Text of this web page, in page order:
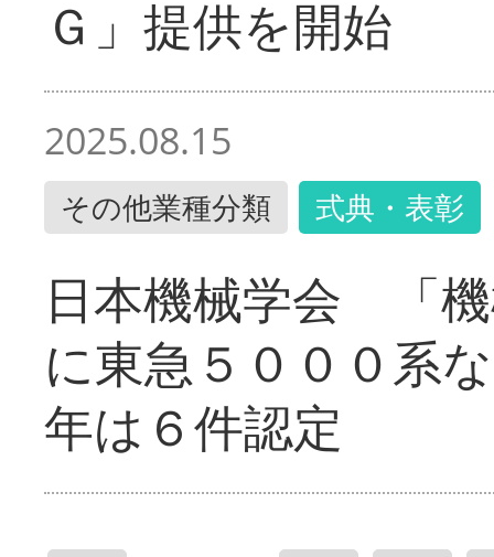
Ｇ」提供を開始
2025.08.15
その他業種分類 式典・表彰
日本機械学会 「
に東急５０００系
年は６件認定